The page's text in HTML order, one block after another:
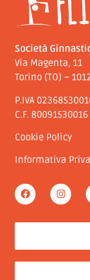
Società
Via Magenta, 11
Torino (TO) –
P.IVA
C.F. 80091530016
Cookie Policy
Informativa